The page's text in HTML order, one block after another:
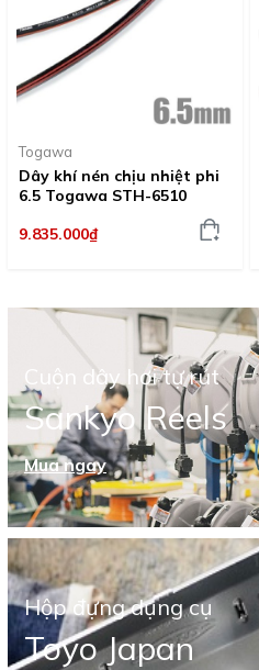
Togawa
Dây khí nén chịu nhiệt phi
6.5 Togawa STH-6510
9.835.000₫
Cuộn dây hơi tự rút
Sankyo Reels
Mua ngay
Hộp đựng dụng cụ
Toyo Japan